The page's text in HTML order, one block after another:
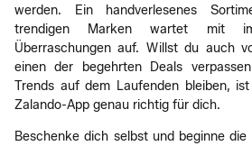
werden. Ein handverlesenes
trendigen Marken wartet mit
Überraschungen auf. Willst du auch
einen der begehrten Deals
Trends auf dem Laufenden bleiben,
Zalando-App genau richtig für dich.
Beschenke dich selbst und beginne